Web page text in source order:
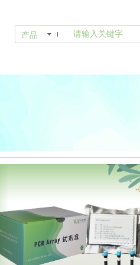
产品